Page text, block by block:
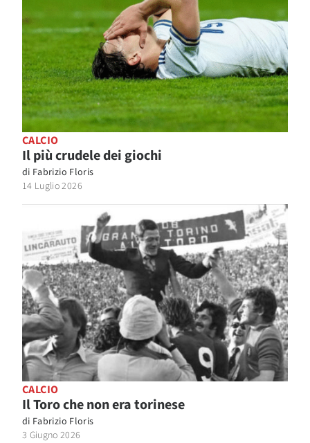
CALCIO
Il più crudele dei giochi
di Fabrizio Floris
14 Luglio 2026
CALCIO
Il Toro che non era torinese
di Fabrizio Floris
3 Giugno 2026